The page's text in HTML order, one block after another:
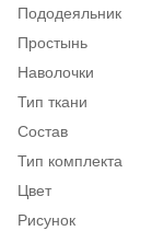
Пододеяльник
Простынь
Наволочки
Тип ткани
Состав
Тип комплекта
Цвет
Рисунок